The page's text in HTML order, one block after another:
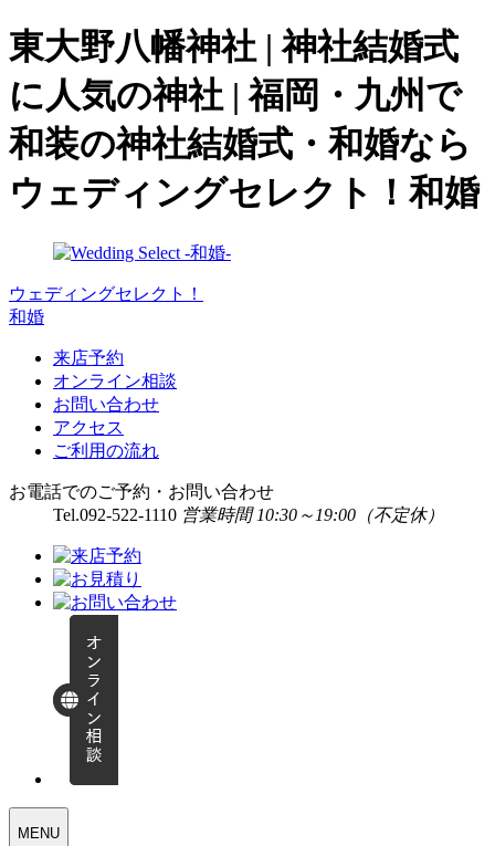
東大野八幡神社 | 神社結婚式
に人気の神社 | 福岡・九州で
和装の神社結婚式・和婚なら
ウェディングセレクト！和婚
ウェディングセレクト！
和婚
来店予約
オンライン相談
お問い合わせ
アクセス
ご利用の流れ
お電話でのご予約・お問い合わせ
Tel.092-522-1110 営業時間 10:30～19:00（不定休）
SELECT
MENU